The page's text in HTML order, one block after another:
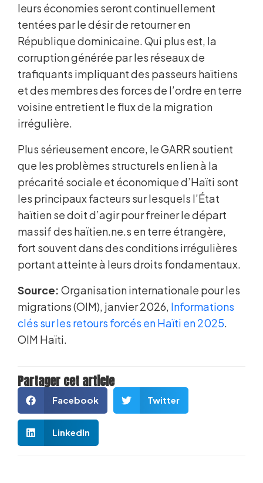
leurs économies seront continuellement
tentées par le désir de retourner en
République dominicaine. Qui plus est, la
corruption générée par les réseaux de
trafiquants impliquant des passeurs haïtiens
et des membres des forces de l’ordre en terre
voisine entretient le flux de la migration
irrégulière.
Plus sérieusement encore, le GARR soutient
que les problèmes structurels en lien à la
précarité sociale et économique d’Haïti sont
les principaux facteurs sur lesquels l’État
haïtien se doit d’agir pour freiner le départ
massif des haïtien.ne.s en terre étrangère,
fort souvent dans des conditions irrégulières
portant atteinte à leurs droits fondamentaux.
Source: Organisation internationale pour les
migrations (OIM), janvier 2026, Informations
clés sur les retours forcés en Haïti en 2025.
OIM Haïti.
Partager cet article
Facebook Twitter
LinkedIn